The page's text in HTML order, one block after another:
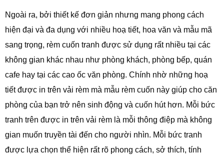
Ngoài ra, bởi thiết kế đơn giản nhưng mang phong cách
hiện đại và đa dụng với nhiều hoạ tiết, hoa văn và mẫu mã
sang trọng, rèm cuốn tranh được sử dụng rất nhiều tại các
không gian khác nhau như phòng khách, phòng bếp, quán
cafe hay tại các cao ốc văn phòng. Chính nhờ những hoạ
tiết được in trên vải rèm mà mẫu rèm cuốn này giúp cho căn
phòng của bạn trở nên sinh động và cuốn hút hơn. Mỗi bức
tranh trên được in trên vải rèm là mỗi thông điệp mà không
gian muốn truyền tài đến cho người nhìn. Mỗi bức tranh
được lựa chọn thể hiện rất rõ phong cách, sở thích, tính